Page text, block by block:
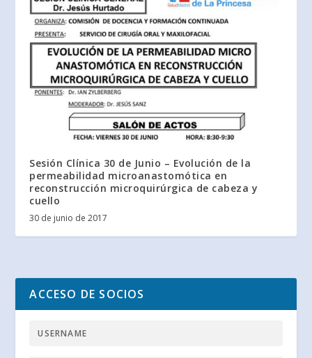
Sesión Clínica 30 de Junio – Evolución de la
permeabilidad microanastomótica en
reconstrucción microquirúrgica de cabeza y
cuello
30 de junio de 2017
ACCESO DE SOCIOS